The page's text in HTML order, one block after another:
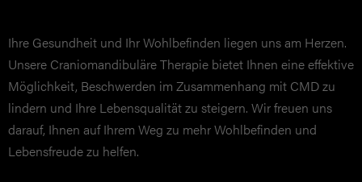
Ihre Gesundheit und Ihr Wohlbefinden liegen uns am Herzen.
Unsere Craniomandibuläre Therapie bietet Ihnen eine effektive
Möglichkeit, Beschwerden im Zusammenhang mit CMD zu
lindern und Ihre Lebensqualität zu steigern. Wir freuen uns
darauf, Ihnen auf Ihrem Weg zu mehr Wohlbefinden und
Lebensfreude zu helfen.